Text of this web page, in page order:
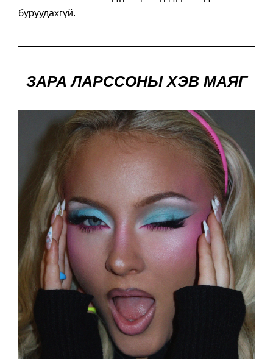
буруудахгүй.
ЗАРА ЛАРССОНЫ ХЭВ МАЯГ